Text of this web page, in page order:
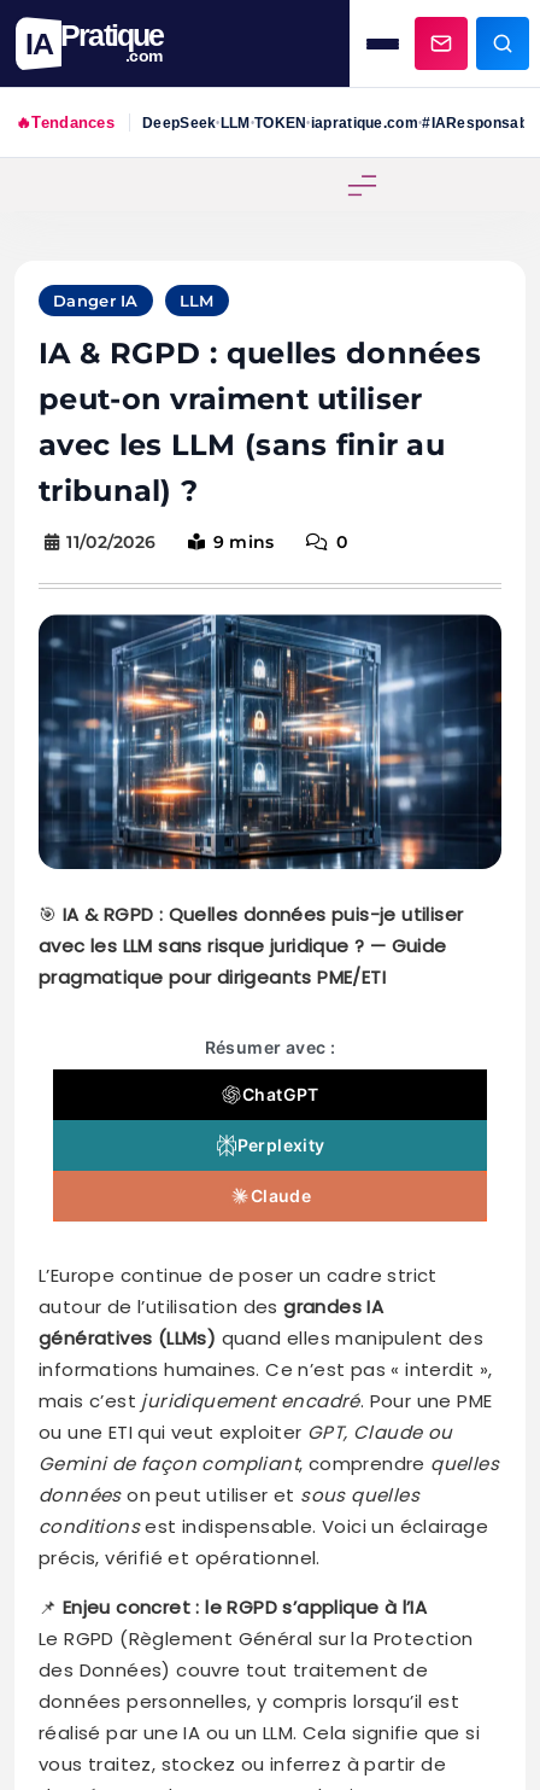
IA Pratique
.com
🔥Tendances DeepSeek•LLM•TOKEN•iapratique.com•#IAResponsable
Danger IA LLM
IA & RGPD : quelles données
peut-on vraiment utiliser
avec les LLM (sans finir au
tribunal) ?
11/02/2026 9 mins 0
🎯 IA & RGPD : Quelles données puis-je utiliser
avec les LLM sans risque juridique ? — Guide
pragmatique pour dirigeants PME/ETI
Résumer avec :
ChatGPT
Perplexity
Claude
L’Europe continue de poser un cadre strict
autour de l’utilisation desgrandes IA
génératives (LLMs) quand elles manipulent des
informations humaines. Ce n’est pas « interdit »,
mais c’est juridiquement encadré. Pour une PME
ou une ETI qui veut exploiter GPT, Claude ou
Gemini de façon compliant, comprendre quelles
donnéeson peut utiliser et sous quelles
conditionsest indispensable. Voici un éclairage
précis, vérifié et opérationnel.
📌 Enjeu concret : le RGPD s’applique à l’IA
Le RGPD (Règlement Général sur la Protection
des Données) couvre tout traitement de
données personnelles, y compris lorsqu’il est
réalisé par une IA ou un LLM. Cela signifie que si
vous traitez, stockez ou inferrez à partir de